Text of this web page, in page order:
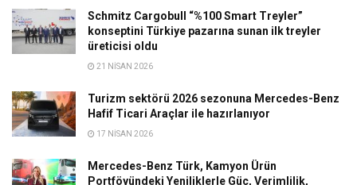
Schmitz Cargobull “%100 Smart Treyler”
konseptini Türkiye pazarına sunan ilk treyler
üreticisi oldu
21 NISAN 2026
Turizm sektörü 2026 sezonuna Mercedes-Benz
Hafif Ticari Araçlar ile hazırlanıyor
17 NISAN 2026
Mercedes-Benz Türk, Kamyon Ürün
Portföyündeki Yeniliklerle Güç, Verimlilik,